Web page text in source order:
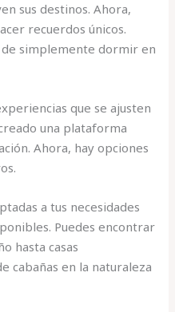
sus destinos. Ahora,
recuerdos únicos.
de simplemente dormir en
que se ajusten
una plataforma
Ahora, hay opciones
a tus necesidades
Puedes encontrar
hasta casas
cabañas en la naturaleza